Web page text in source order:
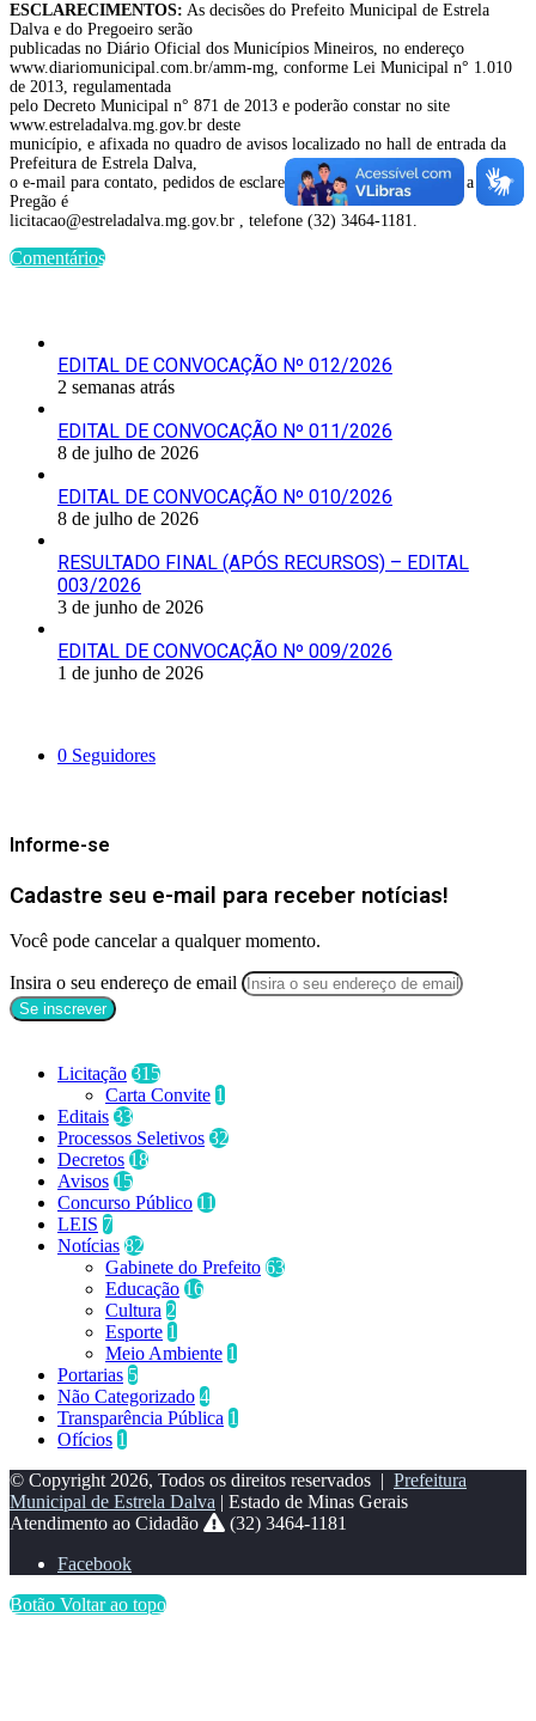
ESCLARECIMENTOS: As decisões do Prefeito Municipal de Estrela
Dalva e do Pregoeiro serão
publicadas no Diário Oficial dos Municípios Mineiros, no endereço
www.diariomunicipal.com.br/amm-mg, conforme Lei Municipal n° 1.010
de 2013, regulamentada
pelo Decreto Municipal n° 871 de 2013 e poderão constar no site
www.estreladalva.mg.gov.br deste
município, e afixada no quadro de avisos localizado no hall de entrada da
Prefeitura de Estrela Dalva,
o e-mail para contato, pedidos de esclarecimento e outros referente a este
Pregão é
licitacao@estreladalva.mg.gov.br , telefone (32) 3464-1181.
Comentários
EDITAL DE CONVOCAÇÃO Nº 012/2026
2 semanas atrás
EDITAL DE CONVOCAÇÃO Nº 011/2026
8 de julho de 2026
EDITAL DE CONVOCAÇÃO Nº 010/2026
8 de julho de 2026
RESULTADO FINAL (APÓS RECURSOS) – EDITAL
003/2026
3 de junho de 2026
EDITAL DE CONVOCAÇÃO Nº 009/2026
1 de junho de 2026
0 Seguidores
Informe-se
Cadastre seu e-mail para receber notícias!
Você pode cancelar a qualquer momento.
Insira o seu endereço de email
Licitação 315
Carta Convite 1
Editais 33
Processos Seletivos 32
Decretos 18
Avisos 15
Concurso Público 11
LEIS 7
Notícias 82
Gabinete do Prefeito 63
Educação 16
Cultura 2
Esporte 1
Meio Ambiente 1
Portarias 5
Não Categorizado 4
Transparência Pública 1
Ofícios 1
© Copyright 2026, Todos os direitos reservados | Prefeitura
Municipal de Estrela Dalva | Estado de Minas Gerais
Atendimento ao Cidadão
(32) 3464-1181
Facebook
Botão Voltar ao topo